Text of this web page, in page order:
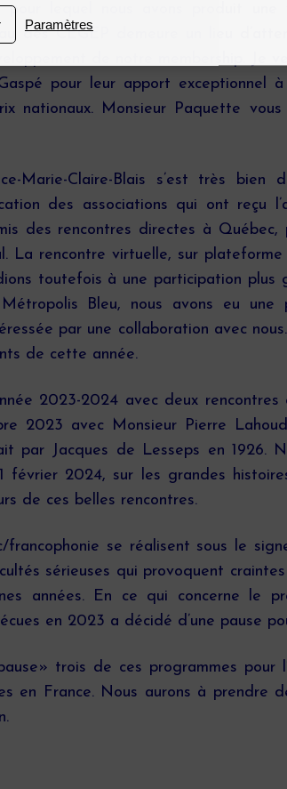
pour lequel nous avons produit une
des CEGEP demeure un lieu
de notre membership. Je
pour leur apport exceptionnel
nationaux. Monsieur Paquette
Marie-Claire-Blais s’est très bien
des associations qui ont reçu
des rencontres directes à Québec,
La rencontre virtuelle, sur
toutefois à une participation plus
Bleu, nous avons eu une
par une collaboration avec
de cette année.
2023-2024 avec deux
2023 avec Monsieur Pierre
par Jacques de Lesseps en 1926.
2024, sur les grandes
de ces belles rencontres.
se réalisent sous le
sérieuses qui provoquent
années. En ce qui concerne le
en 2023 a décidé d’une pause
trois de ces programmes pour
en France. Nous aurons à prendre
Paramètres